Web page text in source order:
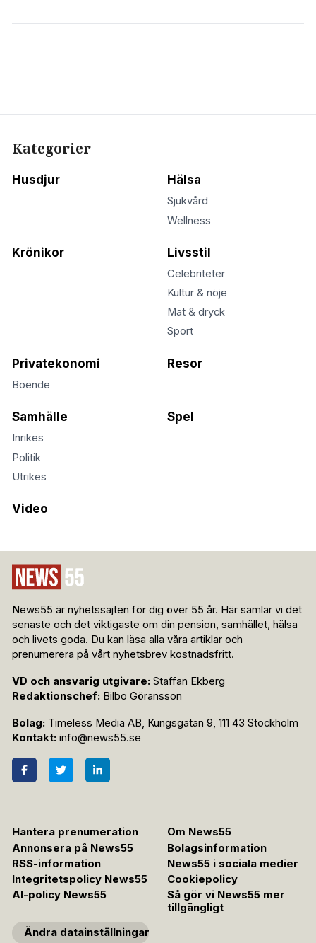
Kategorier
Husdjur Hälsa
Sjukvård
Wellness
Krönikor Livsstil
Celebriteter
Kultur & nöje
Mat & dryck
Sport
Privatekonomi
Boende
Resor
Samhälle
Inrikes
Politik
Utrikes
Spel
Video
News55 är nyhetssajten för dig över 55 år. Här samlar vi det
senaste och det viktigaste om din pension, samhället, hälsa
och livets goda. Du kan läsa alla våra artiklar och
prenumerera på vårt nyhetsbrev kostnadsfritt.
VD och ansvarig utgivare: Staffan Ekberg
Redaktionschef: Bilbo Göransson
Bolag: Timeless Media AB, Kungsgatan 9, 111 43 Stockholm
Kontakt: info@news55.se
Hantera prenumeration
Om News55
Annonsera på News55
Bolagsinformation
RSS-information
News55 i sociala medier
Integritetspolicy News55
Cookiepolicy
AI-policy News55
Så gör vi News55 mer
tillgängligt
Ändra datainställningar